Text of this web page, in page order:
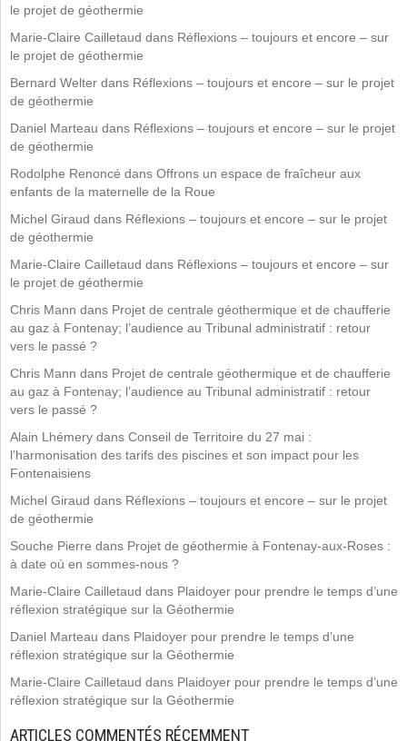
le projet de géothermie
Marie-Claire Cailletaud dans Réflexions – toujours et encore – sur
le projet de géothermie
Bernard Welter dans Réflexions – toujours et encore – sur le projet
de géothermie
Daniel Marteau dans Réflexions – toujours et encore – sur le projet
de géothermie
Rodolphe Renoncé dans Offrons un espace de fraîcheur aux
enfants de la maternelle de la Roue
Michel Giraud dans Réflexions – toujours et encore – sur le projet
de géothermie
Marie-Claire Cailletaud dans Réflexions – toujours et encore – sur
le projet de géothermie
Chris Mann dans Projet de centrale géothermique et de chaufferie
au gaz à Fontenay; l’audience au Tribunal administratif : retour
vers le passé ?
Chris Mann dans Projet de centrale géothermique et de chaufferie
au gaz à Fontenay; l’audience au Tribunal administratif : retour
vers le passé ?
Alain Lhémery dans Conseil de Territoire du 27 mai :
l’harmonisation des tarifs des piscines et son impact pour les
Fontenaisiens
Michel Giraud dans Réflexions – toujours et encore – sur le projet
de géothermie
Souche Pierre dans Projet de géothermie à Fontenay-aux-Roses :
à date où en sommes-nous ?
Marie-Claire Cailletaud dans Plaidoyer pour prendre le temps d’une
réflexion stratégique sur la Géothermie
Daniel Marteau dans Plaidoyer pour prendre le temps d’une
réflexion stratégique sur la Géothermie
Marie-Claire Cailletaud dans Plaidoyer pour prendre le temps d’une
réflexion stratégique sur la Géothermie
ARTICLES COMMENTÉS RÉCEMMENT